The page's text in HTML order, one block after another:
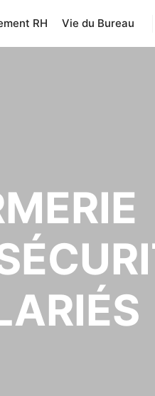
RH Vie du Bureau